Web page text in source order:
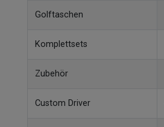
Golftaschen
Komplettsets
Zubehör
Custom Driver